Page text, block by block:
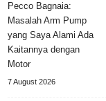
Pecco Bagnaia:
Masalah Arm Pump
yang Saya Alami Ada
Kaitannya dengan
Motor
7 August 2026